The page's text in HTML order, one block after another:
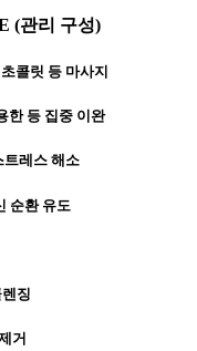
(관리 구성)
콜릿 등 마사지
한 등 집중 이완
트레스 해소
순환 유도
징
거